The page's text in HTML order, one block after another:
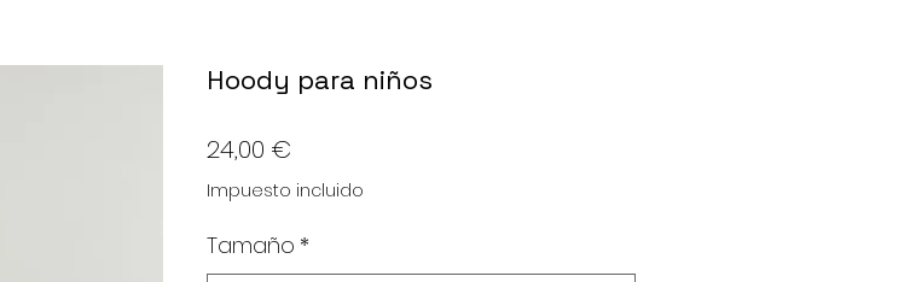
Hoody para niños
24,00 €
Impuesto incluido
Tamaño *